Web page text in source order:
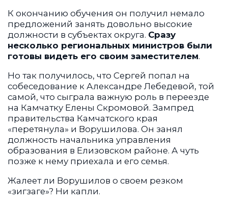
К окончанию обучения он получил немало
предложений занять довольно высокие
должности в субъектах округа. Сразу
несколько региональных министров были
готовы видеть его своим заместителем.
Но так получилось, что Сергей попал на
собеседование к Александре Лебедевой, той
самой, что сыграла важную роль в переезде
на Камчатку Елены Скромовой. Зампред
правительства Камчатского края
«перетянула» и Ворушилова. Он занял
должность начальника управления
образования в Елизовском районе. А чуть
позже к нему приехала и его семья.
Жалеет ли Ворушилов о своем резком
«зигзаге»? Ни капли.